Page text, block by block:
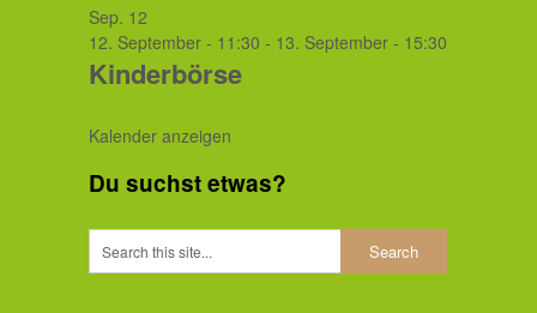
Sep. 12
12. September - 11:30 - 13. September - 15:30
Kinderbörse
Kalender anzeigen
Du suchst etwas?